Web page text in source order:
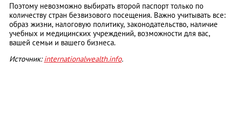
Поэтому невозможно выбирать второй паспорт только по
количеству стран безвизового посещения. Важно учитывать все:
образ жизни, налоговую политику, законодательство, наличие
учебных и медицинских учреждений, возможности для вас,
вашей семьи и вашего бизнеса.
Источник:internationalwealth.info.